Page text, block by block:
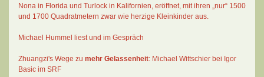
Nona in Florida und Turlock in Kalifornien, eröffnet, mit ihren „nur“ 1500
und 1700 Quadratmetern zwar wie herzige Kleinkinder aus.
Michael Hummel liest und im Gespräch
Zhuangzi's Wege zu mehr Gelassenheit: Michael Wittschier bei Igor
Basic im SRF